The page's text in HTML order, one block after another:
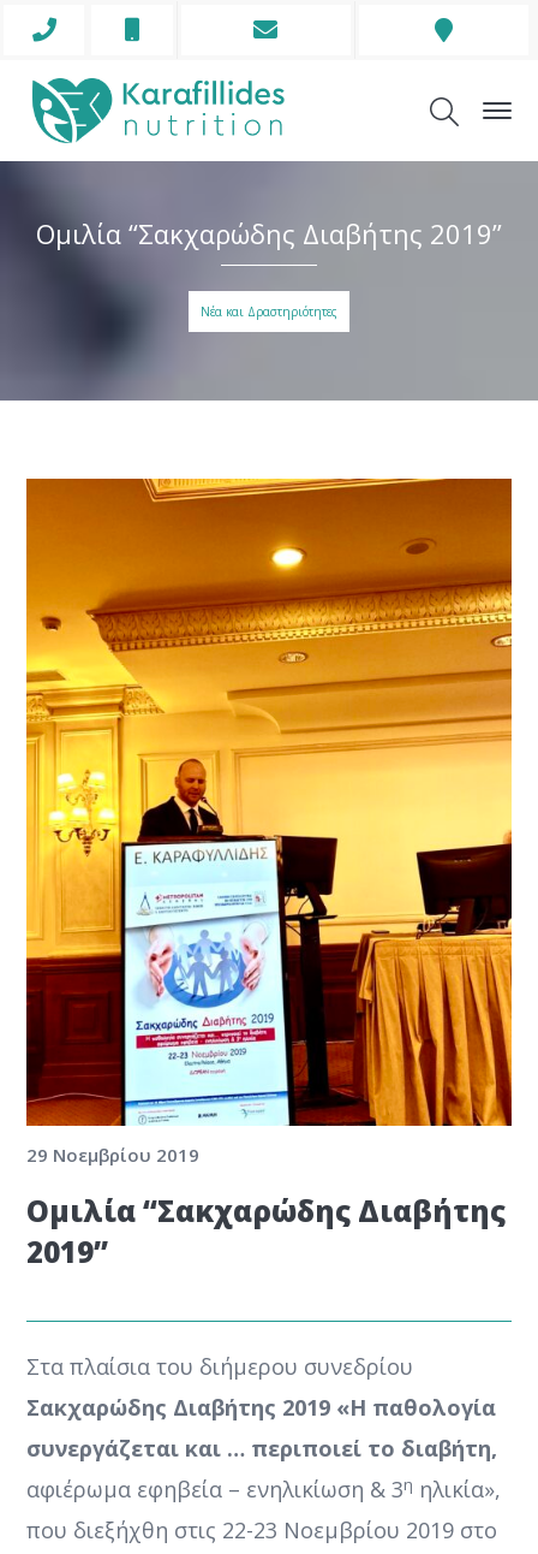
Phone
Envelope
Address
Ομιλία “Σακχαρώδης Διαβήτης 2019”
Νέα και Δραστηριότητες
29 Νοεμβρίου 2019
Ομιλία “Σακχαρώδης Διαβήτης
2019”
Στα πλαίσια του διήμερου συνεδρίου
Σακχαρώδης Διαβήτης 2019 «Η παθολογία
συνεργάζεται και … περιποιεί το διαβήτη,
αφιέρωμα εφηβεία – ενηλικίωση & 3η ηλικία»,
που διεξήχθη στις 22-23 Νοεμβρίου 2019 στο